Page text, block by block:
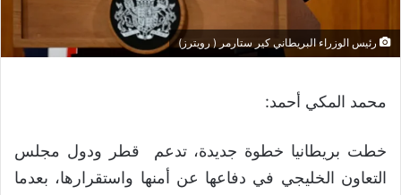
رئيس الوزراء البريطاني كير ستارمر ( رويترز)
محمد المكي أحمد:
خطت بريطانيا خطوة جديدة، تدعم قطر ودول مجلس
التعاون الخليجي في دفاعها عن أمنها واستقرارها، بعدما